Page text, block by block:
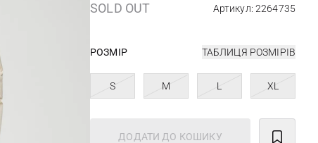
SOLD OUT Артикул: 2264735
РОЗМІР ТАБЛИЦЯ РОЗМІРІВ
S M L XL
ДОДАТИ ДО КОШИКУ